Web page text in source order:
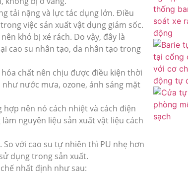
tải nặng và lực tác dụng lớn. Điều
việc sản xuất vật dụng giảm sốc.
khó bị xé rách. Do vậy, đây là
cao su nhân tạo, da nhân tạo trong
chất nên chịu được điều kiện thời
nước mưa, ozone, ánh sáng mặt
hợp nên nó cách nhiệt và cách điện
nguyên liệu sản xuất vật liệu cách
với cao su tự nhiên thì PU nhẹ hơn
dụng trong sản xuất.
nhất định như sau: